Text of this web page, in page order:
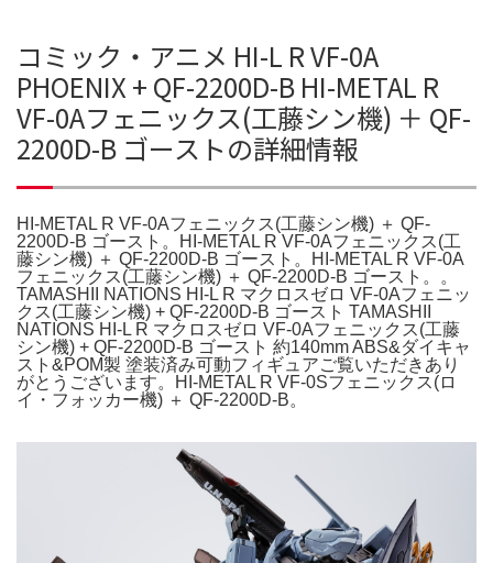
コミック・アニメ HI-L R VF-0A
PHOENIX + QF-2200D-B HI-METAL R
VF-0Aフェニックス(工藤シン機) ＋ QF-
2200D-B ゴーストの詳細情報
HI-METAL R VF-0Aフェニックス(工藤シン機) ＋ QF-
2200D-B ゴースト。HI-METAL R VF-0Aフェニックス(工
藤シン機) ＋ QF-2200D-B ゴースト。HI-METAL R VF-0A
フェニックス(工藤シン機) ＋ QF-2200D-B ゴースト。。
TAMASHII NATIONS HI-L R マクロスゼロ VF-0Aフェニッ
クス(工藤シン機) + QF-2200D-B ゴースト TAMASHII
NATIONS HI-L R マクロスゼロ VF-0Aフェニックス(工藤
シン機) + QF-2200D-B ゴースト 約140mm ABS&ダイキャ
スト&POM製 塗装済み可動フィギュアご覧いただきあり
がとうございます。HI-METAL R VF-0Sフェニックス(ロ
イ・フォッカー機) ＋ QF-2200D-B。